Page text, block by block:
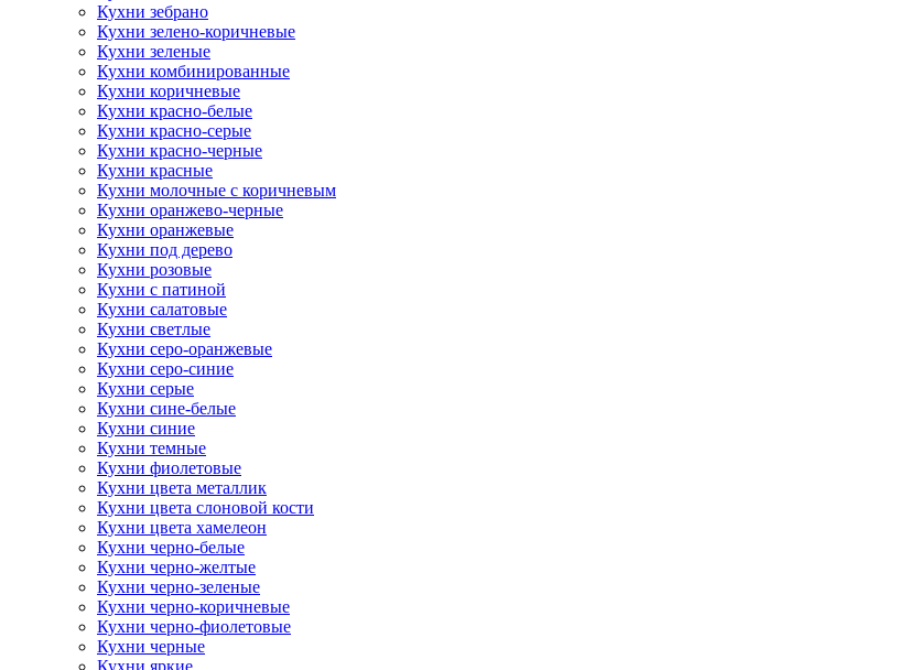
Кухни зебрано
Кухни зелено-коричневые
Кухни зеленые
Кухни комбинированные
Кухни коричневые
Кухни красно-белые
Кухни красно-серые
Кухни красно-черные
Кухни красные
Кухни молочные с коричневым
Кухни оранжево-черные
Кухни оранжевые
Кухни под дерево
Кухни розовые
Кухни с патиной
Кухни салатовые
Кухни светлые
Кухни серо-оранжевые
Кухни серо-синие
Кухни серые
Кухни сине-белые
Кухни синие
Кухни темные
Кухни фиолетовые
Кухни цвета металлик
Кухни цвета слоновой кости
Кухни цвета хамелеон
Кухни черно-белые
Кухни черно-желтые
Кухни черно-зеленые
Кухни черно-коричневые
Кухни черно-фиолетовые
Кухни черные
Кухни яркие